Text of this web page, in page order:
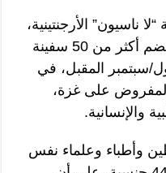
ناسيون” الأرجنتينية،
إنه يستعد للانضمام إلى قافلة تضم أكثر من 50 سفينة
من إسبانيا في 15 أيلول/سبتمبر المقبل، في
على غزة،
والإنسانية.
وأطباء وعلماء نفس